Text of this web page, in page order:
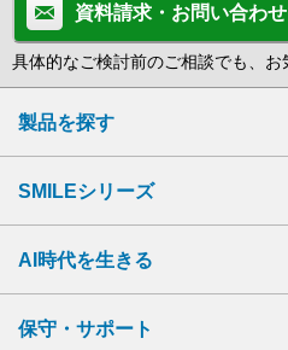
資料請求・お問い合わせ
具体的なご検討前のご相談でも、お
製品を探す
SMILEシリーズ
AI時代を生きる
保守・サポート